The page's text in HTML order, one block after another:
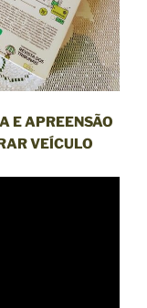
E APREENSÃO
VEÍCULO